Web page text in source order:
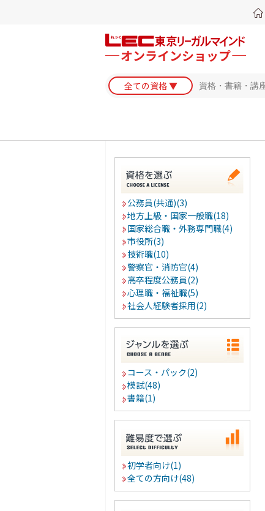
公務員(共通)(3)
地方上級・国家一般職(18)
国家総合職・外務専門職(4)
市役所(3)
技術職(10)
警察官・消防官(4)
高卒程度公務員(2)
心理職・福祉職(5)
社会人経験者採用(2)
コース・パック(2)
模試(48)
書籍(1)
初学者向け(1)
全ての方向け(48)